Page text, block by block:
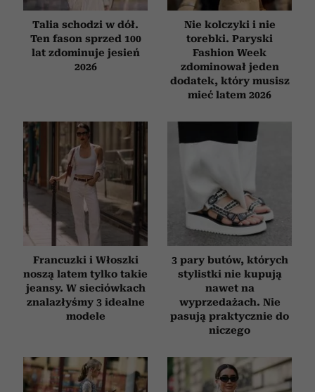
Talia schodzi w dół.
Ten fason sprzed 100
lat zdominuje jesień
2026
Nie kolczyki i nie
torebki. Paryski
Fashion Week
zdominował jeden
dodatek, który musisz
mieć latem 2026
Francuzki i Włoszki
noszą latem tylko takie
jeansy. W sieciówkach
znalazłyśmy 3 idealne
modele
3 pary butów, których
stylistki nie kupują
nawet na
wyprzedażach. Nie
pasują praktycznie do
niczego